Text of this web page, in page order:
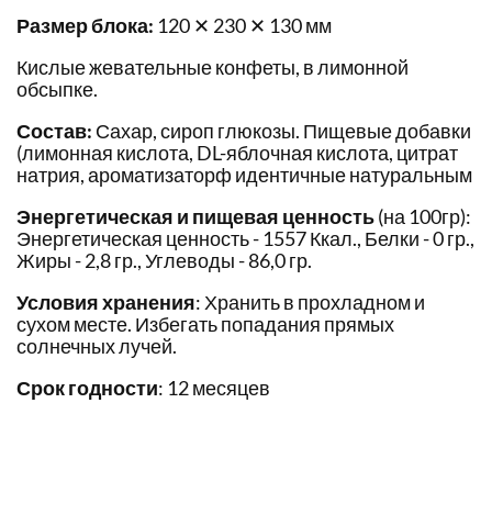
Размер блока: 120 ✕ 230 ✕ 130 мм
Кислые жевательные конфеты, в лимонной
обсыпке.
Состав: Сахар, сироп глюкозы. Пищевые добавки
(лимонная кислота, DL-яблочная кислота, цитрат
натрия, ароматизаторф идентичные натуральным
Энергетическая и пищевая ценность(на 100гр):
Энергетическая ценность - 1557 Ккал., Белки - 0 гр.,
Жиры - 2,8 гр., Углеводы - 86,0 гр.
Условия хранения: Хранить в прохладном и
сухом месте. Избегать попадания прямых
солнечных лучей.
Срок годности: 12 месяцев